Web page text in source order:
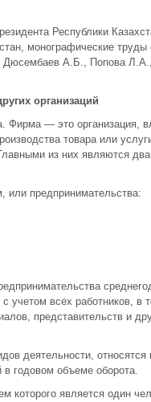
Республики
монографические труды
Дюсембаев А.Б., Попова
организаций
Фирма — это организация,
товара или
из них являются
или предпринимательства:
учетом всех работников, в
представительств и
деятельности, относятся
в годовом объеме оборота.
которого является один